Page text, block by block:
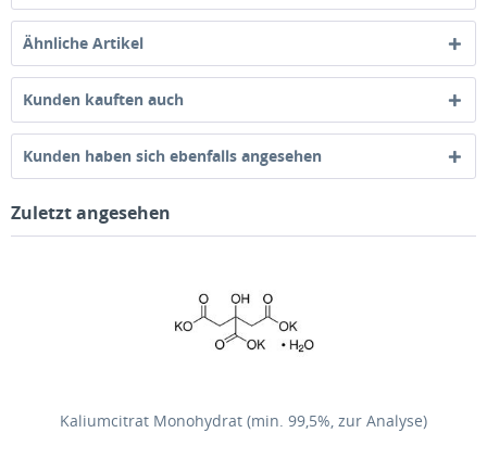
Ähnliche Artikel
Kunden kauften auch
Kunden haben sich ebenfalls angesehen
Zuletzt angesehen
Kaliumcitrat Monohydrat (min. 99,5%, zur Analyse)